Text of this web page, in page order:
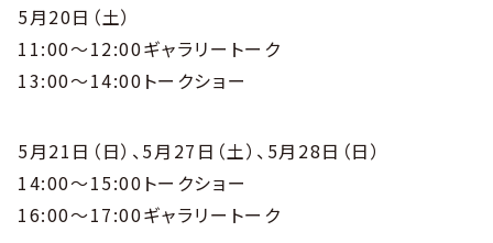
5月20日（土）
11:00～12:00ギャラリートーク
13:00～14:00トークショー
5月21日（日）、5月27日（土）、5月28日（日）
14:00～15:00トークショー
16:00～17:00ギャラリートーク